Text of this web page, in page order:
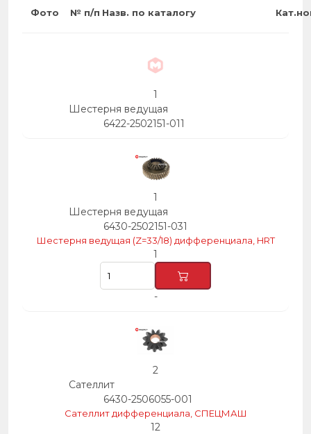
Фото № п/п Назв. по каталогу
1
Шестерня ведущая
6422-2502151-011
1
Шестерня ведущая
6430-2502151-031
Шестерня ведущая (Z=33/18) дифференциала, HRT
1
-
2
Сателлит
6430-2506055-001
Сателлит дифференциала, СПЕЦМАШ
12